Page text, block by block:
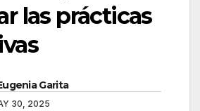
las prácticas
Garita
30, 2025